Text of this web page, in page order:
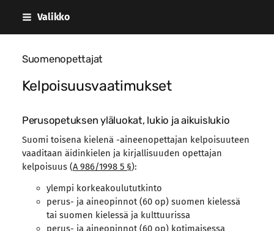
Siirry
Valikko
Suomenopettajat
Kelpoisuusvaatimukset
Perusopetuksen yläluokat, lukio ja aikuislukio
Suomi toisena kielenä -aineenopettajan kelpoisuuteen
vaaditaan äidinkielen ja kirjallisuuden opettajan
kelpoisuus (A 986/1998 5 §):
ylempi korkeakoulututkinto
perus- ja aineopinnot (60 op) suomen kielessä
tai suomen kielessä ja kulttuurissa
perus- ja aineopinnot (60 op) kotimaisessa